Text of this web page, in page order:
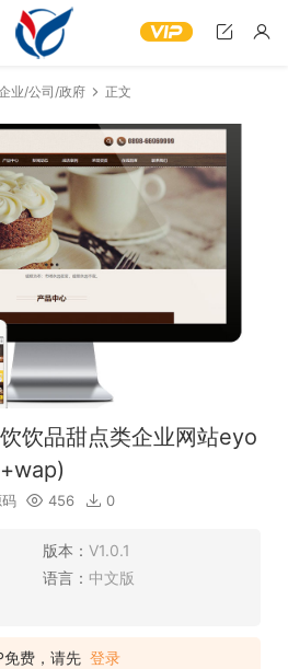
业/公司/政府 正文
饮品甜点类企业网站eyo
456 0
版本： V1.0.1
语言： 中文版
免费，请先 登录